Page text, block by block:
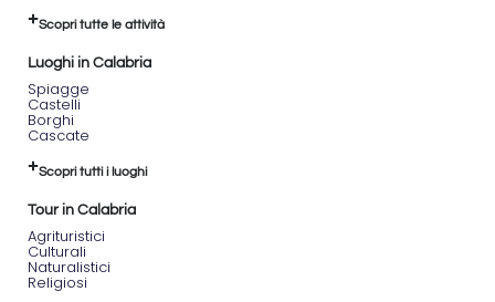
un’apericena
e una
archeologici
(opzionali
e a
pagamento).
Scopri tutte le attività
Luoghi in Calabria
Spiagge
Castelli
Borghi
Cascate
Scopri tutti i luoghi
Tour in Calabria
Agrituristici
Culturali
Naturalistici
Religiosi